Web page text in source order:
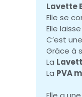
Lavette
Elle se
Elle
C’est
Grâce à
La
La PVA